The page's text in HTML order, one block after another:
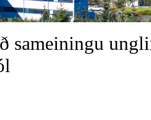
sameiningu